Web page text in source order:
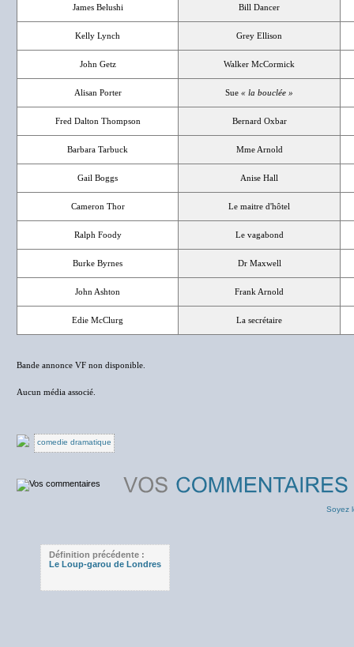
James Belushi Bill Dancer
Kelly Lynch Grey Ellison
John Getz Walker McCormick
Alisan Porter Sue « la bouclée »
Fred Dalton Thompson Bernard Oxbar
Barbara Tarbuck Mme Arnold
Gail Boggs Anise Hall
Cameron Thor Le maitre d'hôtel
Ralph Foody Le vagabond
Burke Byrnes Dr Maxwell
John Ashton Frank Arnold
Edie McClurg La secrétaire
Bande annonce VF non disponible.
Aucun média associé.
comedie dramatique
Soyez
Définition précédente :
Le Loup-garou de Londres